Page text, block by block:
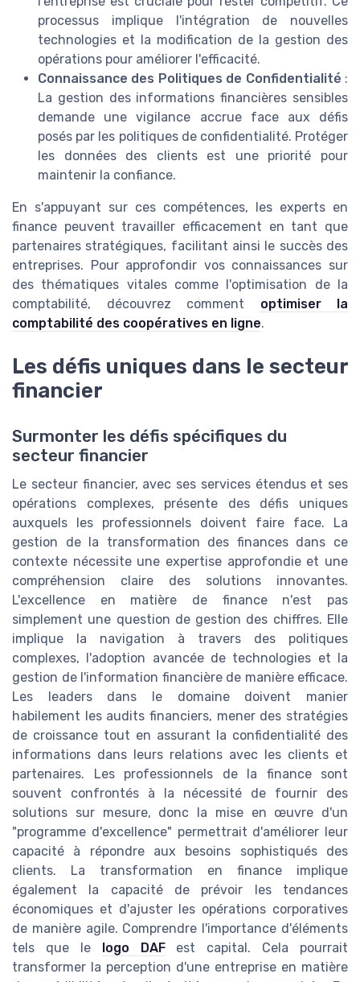
processus implique l'intégration de nouvelles
technologies et la modification de la gestion des
opérations pour améliorer l'efficacité.
Connaissance des Politiques de Confidentialité :
La gestion des informations financières sensibles
demande une vigilance accrue face aux défis
posés par les politiques de confidentialité. Protéger
les données des clients est une priorité pour
maintenir la confiance.
En s'appuyant sur ces compétences, les experts en
finance peuvent travailler efficacement en tant que
partenaires stratégiques, facilitant ainsi le succès des
entreprises. Pour approfondir vos connaissances sur
des thématiques vitales comme l'optimisation de la
comptabilité, découvrez comment optimiser la
comptabilité des coopératives en ligne.
Les défis uniques dans le secteur
financier
Surmonter les défis spécifiques du
secteur financier
Le secteur financier, avec ses services étendus et ses
opérations complexes, présente des défis uniques
auxquels les professionnels doivent faire face. La
gestion de la transformation des finances dans ce
contexte nécessite une expertise approfondie et une
compréhension claire des solutions innovantes.
L'excellence en matière de finance n'est pas
simplement une question de gestion des chiffres. Elle
implique la navigation à travers des politiques
complexes, l'adoption avancée de technologies et la
gestion de l'information financière de manière efficace.
Les leaders dans le domaine doivent manier
habilement les audits financiers, mener des stratégies
de croissance tout en assurant la confidentialité des
informations dans leurs relations avec les clients et
partenaires. Les professionnels de la finance sont
souvent confrontés à la nécessité de fournir des
solutions sur mesure, donc la mise en œuvre d'un
"programme d'excellence" permettrait d'améliorer leur
capacité à répondre aux besoins sophistiqués des
clients. La transformation en finance implique
également la capacité de prévoir les tendances
économiques et d'ajuster les opérations corporatives
de manière agile. Comprendre l'importance d'éléments
tels que le logo DAFest capital. Cela pourrait
transformer la perception d'une entreprise en matière